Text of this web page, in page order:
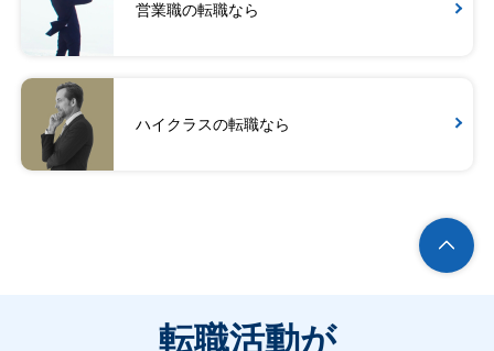
営業職の転職なら
ハイクラスの転職なら
転職活動が